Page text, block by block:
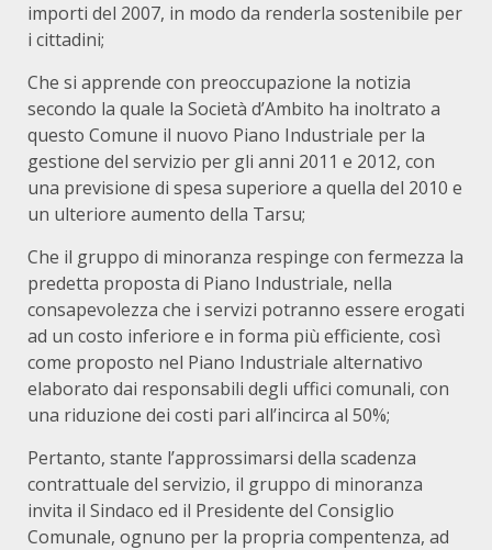
importi del 2007, in modo da renderla sostenibile per
i cittadini;
Che si apprende con preoccupazione la notizia
secondo la quale la Società d’Ambito ha inoltrato a
questo Comune il nuovo Piano Industriale per la
gestione del servizio per gli anni 2011 e 2012, con
una previsione di spesa superiore a quella del 2010 e
un ulteriore aumento della Tarsu;
Che il gruppo di minoranza respinge con fermezza la
predetta proposta di Piano Industriale, nella
consapevolezza che i servizi potranno essere erogati
ad un costo inferiore e in forma più efficiente, così
come proposto nel Piano Industriale alternativo
elaborato dai responsabili degli uffici comunali, con
una riduzione dei costi pari all’incirca al 50%;
Pertanto, stante l’approssimarsi della scadenza
contrattuale del servizio, il gruppo di minoranza
invita il Sindaco ed il Presidente del Consiglio
Comunale, ognuno per la propria compentenza, ad